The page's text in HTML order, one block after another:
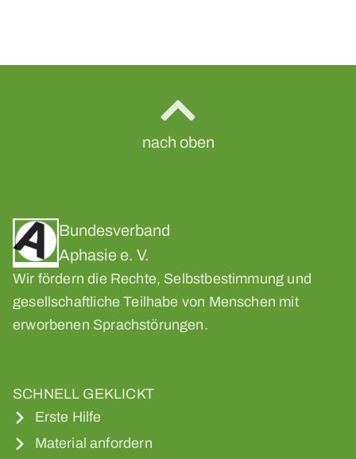
nach oben
Bundesverband
Aphasie e. V.
Wir fördern die Rechte, Selbstbestimmung und
gesellschaftliche Teilhabe von Menschen mit
erworbenen Sprachstörungen.
SCHNELL GEKLICKT
Erste Hilfe
Material anfordern